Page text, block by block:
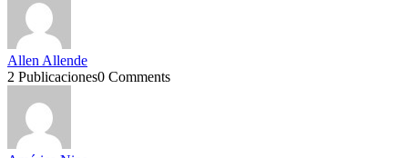
Allen Allende
2 Publicaciones0 Comments